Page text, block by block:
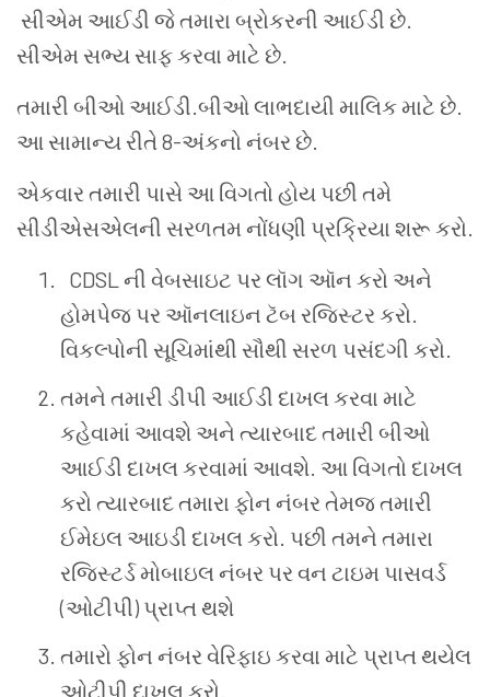
સીએમ આઈડી જેતમારા બ્રોકરની આઈડી છે.
સીએમ સભ્ય સાફકરવા માટે છે.
તમારી બીઓ આઈડી.બીઓલાભદાયી માલિકમાટે છે.
આ સામાન્ય રીતે8-અંકનો નંબર છે.
એકવારતમારી પાસે આ વિગતો હોય પછી તમે
સીડીએસએલની સરળતમનોંધણી પ્રક્રિયા શરૂ કરો.
CDSL ની વેબસાઇટ પરલૉગ ઑન કરો અને
હોમપેજ પર ઑનલાઇન ટૅબ રજિસ્ટરકરો.
વિકલ્પોની સૂચિમાંથી સૌથી સરળ પસંદગી કરો.
તમને તમારી ડીપી આઈડી દાખલકરવા માટે
કહેવામાં આવશે અને ત્યારબાદતમારી બીઓ
આઈડી દાખલકરવામાં આવશે. આ વિગતો દાખલ
કરો ત્યારબાદતમારા ફોન નંબરતેમજતમારી
ઈમેઇલ આઇડી દાખલકરો. પછી તમને તમારા
રજિસ્ટર્ડમોબાઇલનંબર પરવન ટાઇમ પાસવર્ડ
(ઓટીપી) પ્રાપ્તથશે
તમારો ફોન નંબરવેરિફાઇ કરવા માટે પ્રાપ્તથયેલ
ઓટીપી દાખલ કરો